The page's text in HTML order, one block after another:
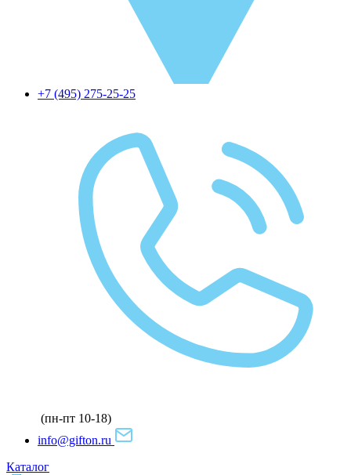
+7 (495) 275-25-25
(пн-пт 10-18)
info@gifton.ru
Каталог